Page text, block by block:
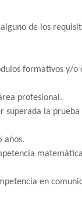
de los
formativos y/o
profesional.
la prueba
años.
en